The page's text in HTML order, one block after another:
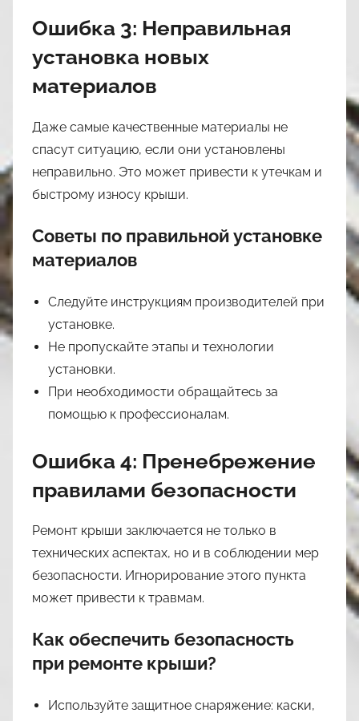
Ошибка 3: Неправильная
установка новых
материалов
Даже самые качественные материалы не
спасут ситуацию, если они установлены
неправильно. Это может привести к утечкам и
быстрому износу крыши.
Советы по правильной установке
материалов
Следуйте инструкциям производителей при
установке.
Не пропускайте этапы и технологии
установки.
При необходимости обращайтесь за
помощью к профессионалам.
Ошибка 4: Пренебрежение
правилами безопасности
Ремонт крыши заключается не только в
технических аспектах, но и в соблюдении мер
безопасности. Игнорирование этого пункта
может привести к травмам.
Как обеспечить безопасность
при ремонте крыши?
Используйте защитное снаряжение: каски,